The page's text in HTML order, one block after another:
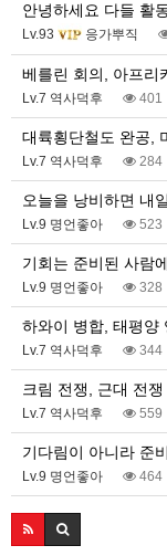
안녕하세요 다들 활
Lv.93 응가뿌직
베를린 회의, 아프리
Lv.7 역사덕후 401
대륙횡단철도 완공,
Lv.7 역사덕후 284
오늘을 낭비하면 내
Lv.9 명언좋아 523
기회는 준비된 사람
Lv.9 명언좋아 328
하와이 병합, 태평양
Lv.7 역사덕후 344
크림 전쟁, 근대 전
Lv.7 역사덕후 559
기다림이 아니라 준
Lv.9 명언좋아 464